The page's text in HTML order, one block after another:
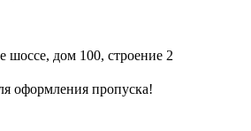
шоссе, дом 100, строение 2
оформления пропуска!